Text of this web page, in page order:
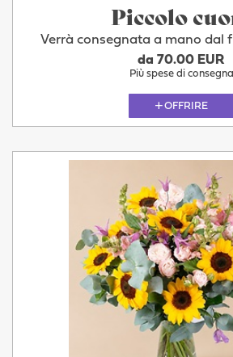
Piccolo
Verrà consegnata a mano dal
da 70.00 EUR
Più spese di consegna
OFFRIRE